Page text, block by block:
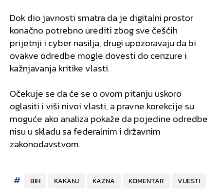
Dok dio javnosti smatra da je digitalni prostor
konačno potrebno urediti zbog sve češćih
prijetnji i cyber nasilja, drugi upozoravaju da bi
ovakve odredbe mogle dovesti do cenzure i
kažnjavanja kritike vlasti.
Očekuje se da će se o ovom pitanju uskoro
oglasiti i viši nivoi vlasti, a pravne korekcije su
moguće ako analiza pokaže da pojedine odredbe
nisu u skladu sa federalnim i državnim
zakonodavstvom.
# BIH KAKANJ KAZNA KOMENTAR VIJESTI